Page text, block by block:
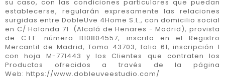
su caso, con las condiciones particulares que puedan
establecerse, regularán expresamente las relaciones
surgidas entre DobleUve 4Home S.L., con domicilio social
en C/ Holanda 71 (Alcalá de Henares - Madrid), provista
de C.I.F. número B10804557, inscrita en el Registro
Mercantil de Madrid, Tomo 43703, folio 61, inscripción 1
con hoja M-771443 y los Clientes que contraten los
Productos ofrecidos a través de la página
Web: https://www.dobleuveestudio.com/